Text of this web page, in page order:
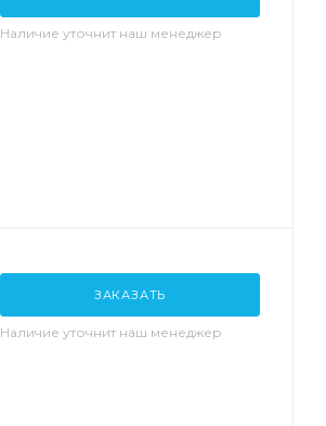
Наличие уточнит наш менеджер
ЗАКАЗАТЬ
Наличие уточнит наш менеджер